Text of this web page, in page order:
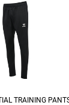
TRAINING